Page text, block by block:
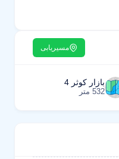
مسیریابی
بازار کوثر 4
532 متر